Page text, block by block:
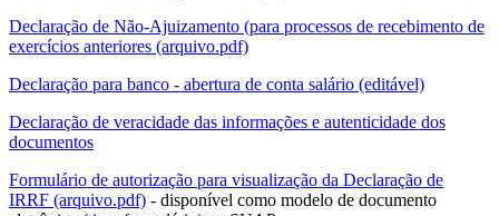
Declaração de Não-Ajuizamento (para processos de recebimento de
exercícios anteriores (arquivo.pdf)
Declaração para banco - abertura de conta salário (editável)
Declaração de veracidade das informações e autenticidade dos
documentos
Formulário de autorização para visualização da Declaração de
IRRF (arquivo.pdf) - disponível como modelo de documento